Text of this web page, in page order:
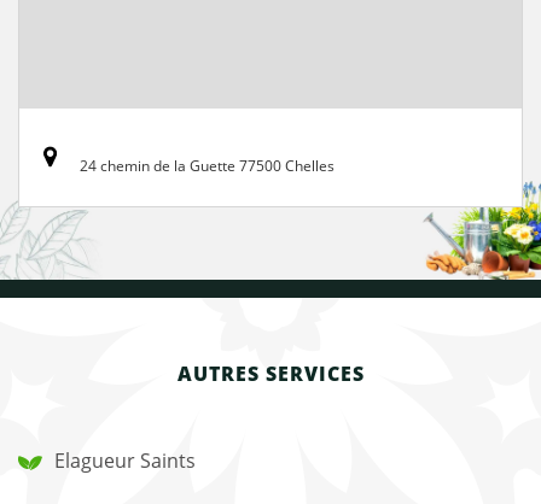
24 chemin de la Guette 77500 Chelles
AUTRES SERVICES
Elagueur Saints